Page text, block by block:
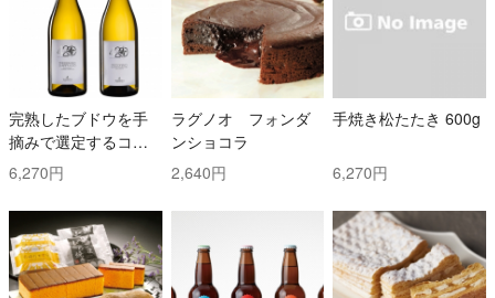
完熟したブドウを手
摘みで選定するコス
トと時間を掛けた白
ワイン2本セット！ ト
ッリ社/トレッビアー
ノ・ダブルッツォ 42
0 & コッリ・アプルテ
ィーニ 420 ぺコリー
6,270円
ラグノオ フォンダ
ンショコラ
2,640円
手焼き松たたき 600g
6,270円